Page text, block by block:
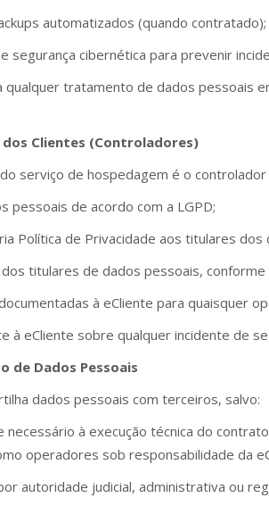
automatizados (quando contratado);
segurança cibernética para prevenir
qualquer tratamento de dados pessoais
dos Clientes (Controladores)
serviço de hospedagem é o
pessoais de acordo com a LGPD;
Política de Privacidade aos titulares dos
titulares de dados pessoais, conforme
à eCliente para quaisquer
à eCliente sobre qualquer incidente de
de Dados Pessoais
dados pessoais com terceiros, salvo:
necessário à execução técnica do
operadores sob responsabilidade da
autoridade judicial, administrativa ou